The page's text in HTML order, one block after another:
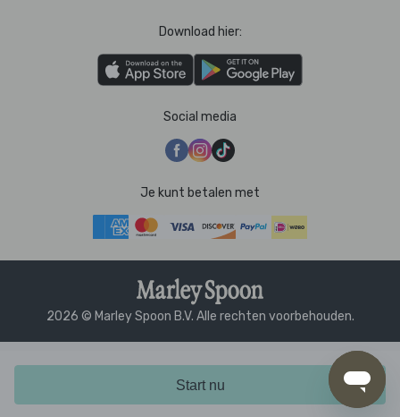
Start nu
Download hier:
Social media
Je kunt betalen met
2026 © Marley Spoon B.V. Alle rechten voorbehouden.